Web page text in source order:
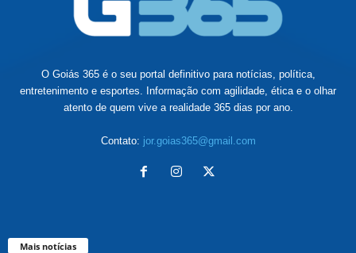
O Goiás 365 é o seu portal definitivo para notícias, política,
entretenimento e esportes. Informação com agilidade, ética e o olhar
atento de quem vive a realidade 365 dias por ano.
Contato: jor.goias365@gmail.com
Mais notícias